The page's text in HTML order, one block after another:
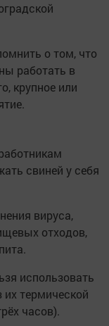
о том, что
работать в
крупное или
свиней у себя
вируса,
отходов,
использовать
термической
часов).